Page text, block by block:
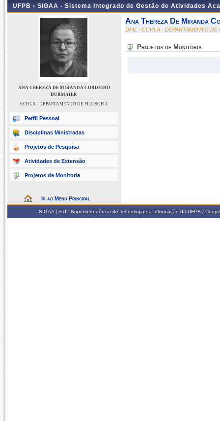
UFPB › SIGAA - Sistema Integrado de Gestão de Atividades
ANA THEREZA DE MIRANDA CORDEIRO
DURMAIER
CCHLA - DEPARTAMENTO DE FILOSOFIA
Perfil Pessoal
Disciplinas Ministradas
Projetos de Pesquisa
Atividades de Extensão
Projetos de Monitoria
Ir ao Menu Principal
Ana Thereza De Miranda
DFIL - CCHLA - DEPARTAMENTO DE
Projetos de Monitoria
SIGAA | STI - Superintendência de Tecnologia da Informação da UFPB /